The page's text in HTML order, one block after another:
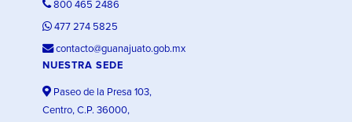
800 465 2486
477 274 5825
contacto@guanajuato.gob.mx
NUESTRA SEDE
Paseo de la Presa 103,
Centro, C.P. 36000,